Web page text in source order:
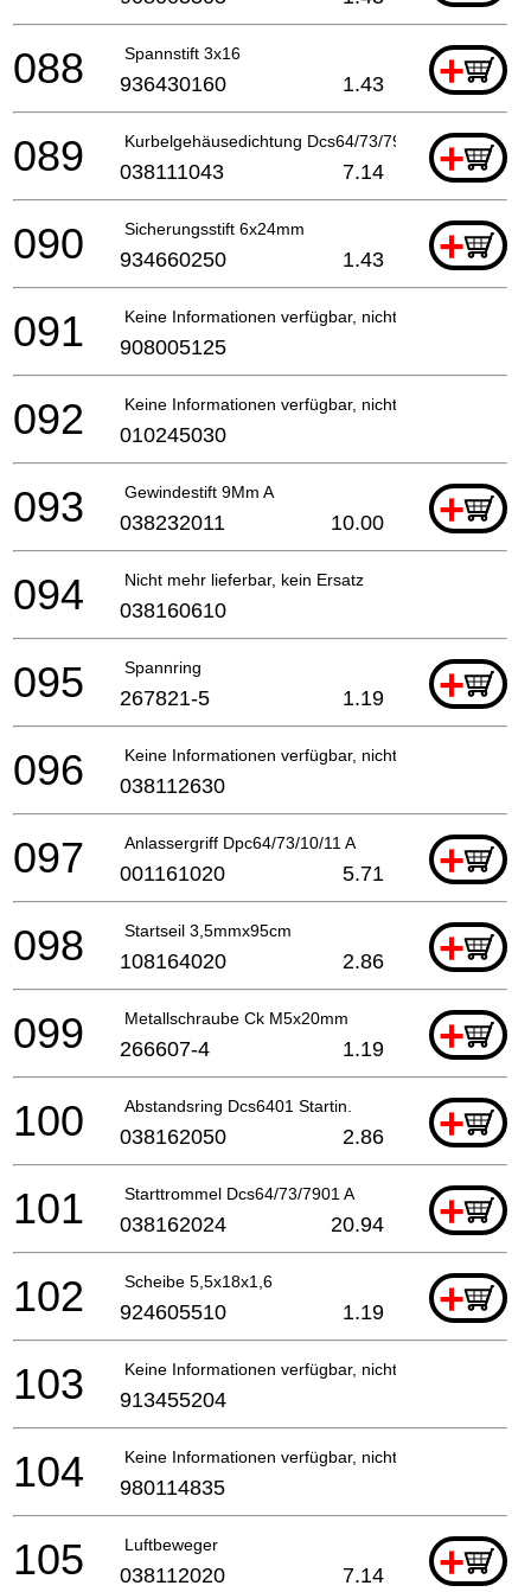
Spannstift 3x16 +
088 936430160 1.43
Kurbelgehäusedichtung Dcs64/73/7901 A+
089 038111043 7.14
Sicherungsstift 6x24mm +
090 934660250 1.43
Keine Informationen verfügbar, nicht bestellbar
091 908005125
Keine Informationen verfügbar, nicht bestellbar
092 010245030
Gewindestift 9Mm A +
093 038232011 10.00
Nicht mehr lieferbar, kein Ersatz
094 038160610
Spannring +
095 267821-5 1.19
Keine Informationen verfügbar, nicht bestellbar
096 038112630
Anlassergriff Dpc64/73/10/11 A +
097 001161020 5.71
Startseil 3,5mmx95cm +
098 108164020 2.86
Metallschraube Ck M5x20mm +
099 266607-4 1.19
Abstandsring Dcs6401 Startin. +
100 038162050 2.86
Starttrommel Dcs64/73/7901 A +
101 038162024 20.94
Scheibe 5,5x18x1,6 +
102 924605510 1.19
Keine Informationen verfügbar, nicht bestellbar
103 913455204
Keine Informationen verfügbar, nicht bestellbar
104 980114835
Luftbeweger +
105 038112020 7.14